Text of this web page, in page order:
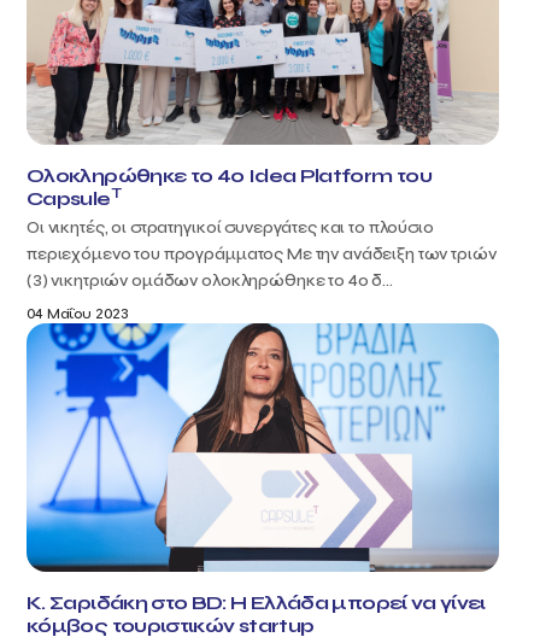
Ολοκληρώθηκε το 4ο Idea Platform του
CapsuleT
Οι νικητές, οι στρατηγικοί συνεργάτες και το πλούσιο
περιεχόμενο του προγράμματος Με την ανάδειξη των τριών
(3) νικητριών ομάδων ολοκληρώθηκε το 4ο δ...
04 Μαΐου 2023
Κ. Σαριδάκη στο BD: Η Ελλάδα μπορεί να γίνει
κόμβος τουριστικών startup